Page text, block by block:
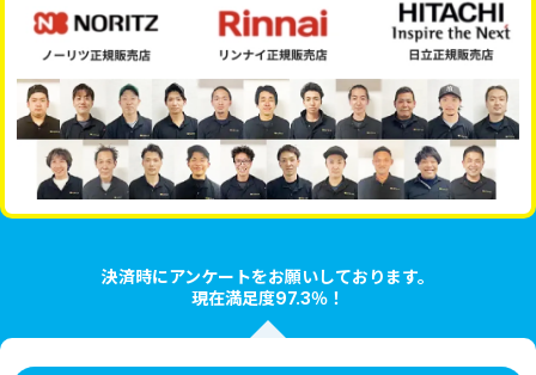
決済時にアンケートをお願いしております。
現在満足度97.3％！